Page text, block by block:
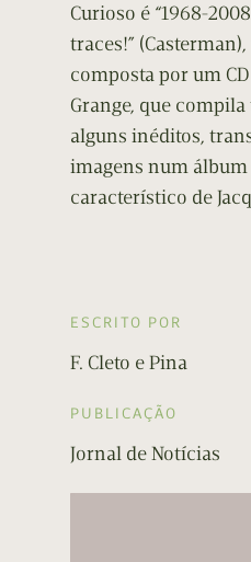
Curioso é “1968-
traces!”
composta por um
Grange, que
alguns inéditos,
imagens num
característico de
ESCRITO POR
F. Cleto e Pina
PUBLICAÇÃO
Jornal de Notícias